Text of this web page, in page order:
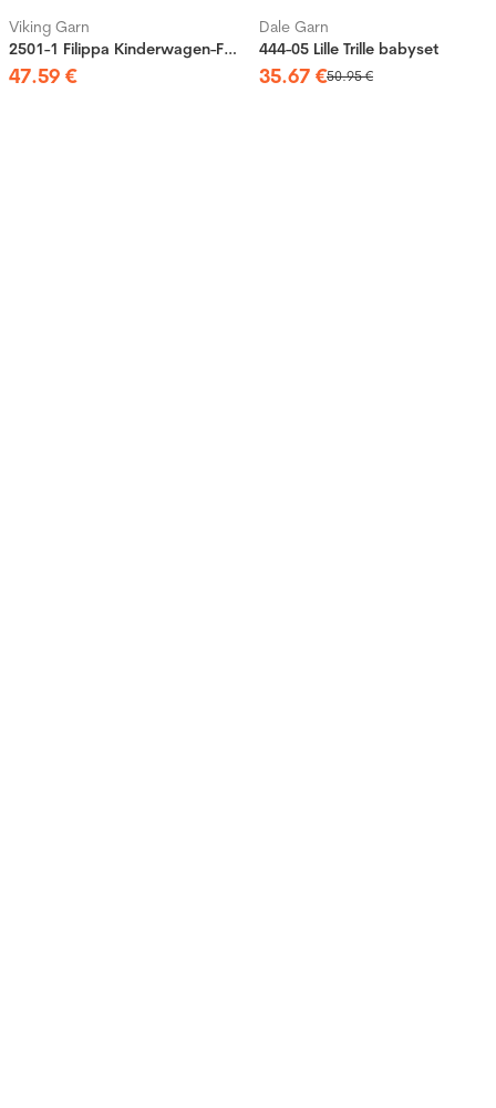
Viking Garn
2501-1 Filippa Kinderwagen-Fußsack
47.59 €
Dale Garn
444-05 Lille Trille babyset
35.67 €50.95€